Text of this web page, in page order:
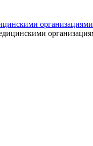
организациями